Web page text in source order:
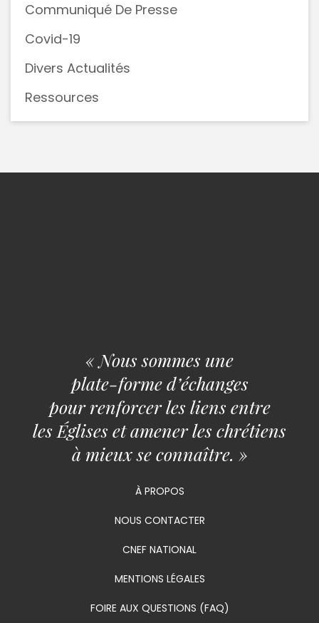
Communiqué De Presse
Covid-19
Divers Actualités
Ressources
« Nous sommes une
plate-forme d’échanges
pour renforcer les liens entre
les Églises et amener les chrétiens
à mieux se connaître. »
À PROPOS
NOUS CONTACTER
CNEF NATIONAL
MENTIONS LÉGALES
FOIRE AUX QUESTIONS (FAQ)